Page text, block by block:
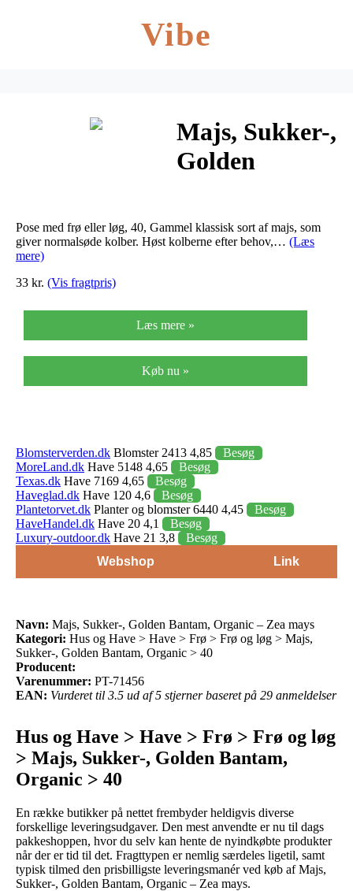
Vibe
Majs, Sukker-,
Golden
Organic – Zea
mays
Pose med frø eller løg, 40, Gammel klassisk sort af majs, som
giver normalsøde kolber. Høst kolberne efter behov,… (Læs
mere)
33 kr. (Vis fragtpris)
Læs mere »
Køb nu »
Blomsterverden.dk Blomster 2413 4,85
Besøg
MoreLand.dk Have 5148 4,65
Besøg
Texas.dk Have 7169 4,65
Besøg
Haveglad.dk Have 120 4,6
Besøg
Plantetorvet.dk Planter og blomster 6440 4,45
Besøg
HaveHandel.dk Have 20 4,1
Besøg
Luxury-outdoor.dk Have 21 3,8
Besøg
Webshop
Link
Navn: Majs, Sukker-, Golden Bantam, Organic – Zea mays
Kategori: Hus og Have > Have > Frø > Frø og løg > Majs,
Sukker-, Golden Bantam, Organic > 40
Producent:
Varenummer: PT-71456
EAN: Vurderet til 3.5 ud af 5 stjerner baseret på 29 anmeldelser
Hus og Have > Have > Frø > Frø og løg
> Majs, Sukker-, Golden Bantam,
Organic > 40
En række butikker på nettet frembyder heldigvis diverse
forskellige leveringsudgaver. Den mest anvendte er nu til dags
pakkeshoppen, hvor du selv kan hente de nyindkøbte produkter
når der er tid til det. Fragttypen er nemlig særdeles ligetil, samt
typisk tilmed den prisbilligste leveringsmanér ved køb af Majs,
Sukker-, Golden Bantam, Organic – Zea mays.